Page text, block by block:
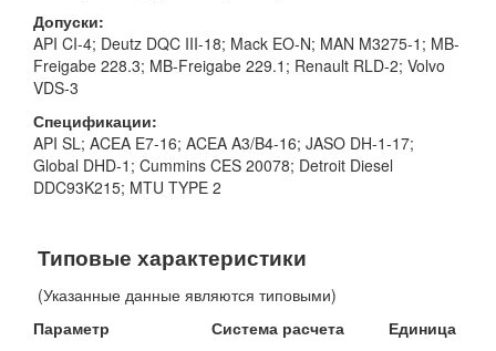
Допуски:
API CI-4; Deutz DQC III-18; Mack EO-N; MAN M3275-1; MB-
Freigabe 228.3; MB-Freigabe 229.1; Renault RLD-2; Volvo
VDS-3
Спецификации:
API SL; ACEA E7-16; ACEA A3/B4-16; JASO DH-1-17;
Global DHD-1; Cummins CES 20078; Detroit Diesel
DDC93K215; MTU TYPE 2
Типовые характеристики
(Указанные данные являются типовыми)
Параметр Система расчета Единица